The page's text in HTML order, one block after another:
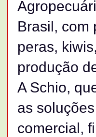
Brasil, com
peras,
produção
A Schio,
as
comercial,